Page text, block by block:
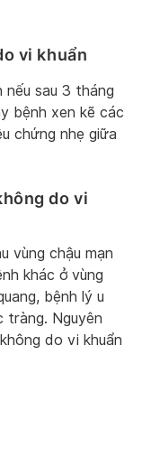
vi khuẩn
sau 3 tháng
bệnh xen kẽ các
chứng nhẹ giữa
do vi
vùng chậu mạn
khác ở vùng
bệnh lý u
tràng. Nguyên
do vi khuẩn